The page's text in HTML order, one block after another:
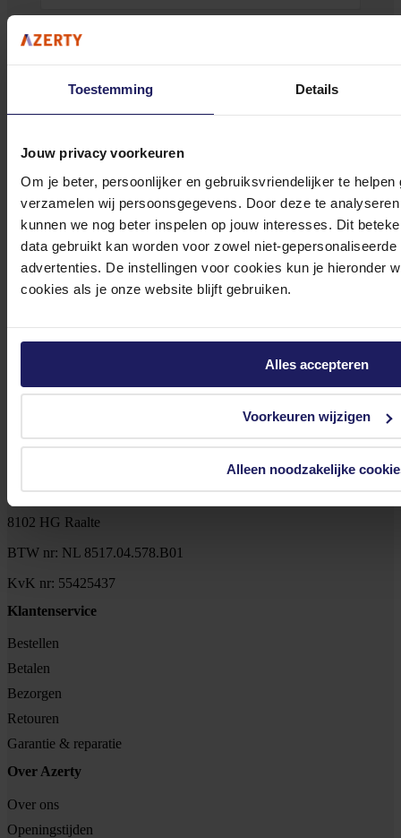
Toestemming Details
Jouw privacy voorkeuren
Om je beter, persoonlijker en gebruiksvriendelijker te
verzamelen wij persoonsgegevens. Door deze te
kunnen we nog beter inspelen op jouw interesses. Dit
data gebruikt kan worden voor zowel niet-
advertenties. De instellingen voor cookies kun je hieronder
cookies als je onze website blijft gebruiken.
Alles accepteren
Voorkeuren wijzigen
Alleen noodzakelijke
0572 328 120
Klantenservice@azerty.nl
Meld je aan
Footer
Azerty
Tjalkstraat 4b
8102 HG Raalte
BTW nr: NL 8517.04.578.B01
KvK nr: 55425437
Klantenservice
Bestellen
Betalen
Bezorgen
Retouren
Garantie & reparatie
Over Azerty
Over ons
Openingstijden